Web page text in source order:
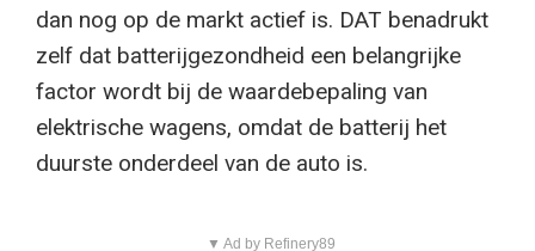
dan nog op de markt actief is. DAT benadrukt
zelf dat batterijgezondheid een belangrijke
factor wordt bij de waardebepaling van
elektrische wagens, omdat de batterij het
duurste onderdeel van de auto is.
▼ Ad by Refinery89